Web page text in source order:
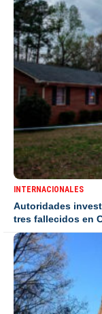
INTERNACIONALES
Autoridades
tres fallecidos en